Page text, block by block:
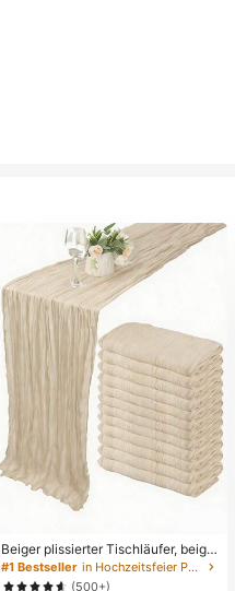
Beiger plissierter Tischläufer, beige
Tischdecke, Geburtstagsfeier-Zub
ehör, Geburtstagsdekoration, hellbr
#1 Bestseller
in Hochzeitsfeier Party-Tischdecke
(500+)